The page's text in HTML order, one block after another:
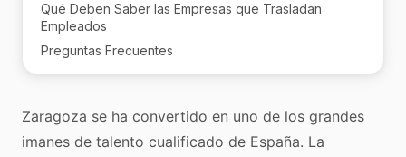
Qué Deben Saber las Empresas que Trasladan
Empleados
Preguntas Frecuentes
Zaragoza se ha convertido en uno de los grandes
imanes de talento cualificado de España. La